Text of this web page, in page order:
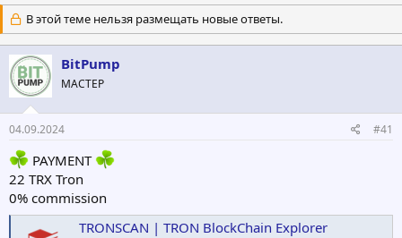
т
о
р
т
е
м
ы
т
а
н
а
ч
а
В этой теме нельзя размещать новые ответы.
BitPump
МАСТЕР
04.09.2024 #41
PAYMENT
22 TRX Tron
0% commission
TRONSCAN | TRON BlockChain Explorer